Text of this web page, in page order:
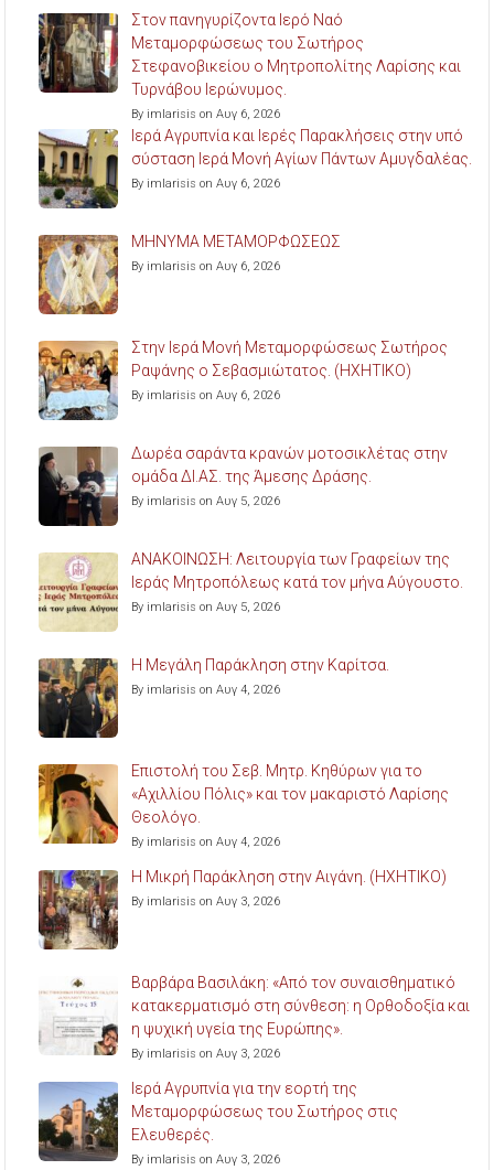
Στον πανηγυρίζοντα Ιερό Ναό
Μεταμορφώσεως του Σωτήρος
Στεφανοβικείου ο Μητροπολίτης Λαρίσης και
Τυρνάβου Ιερώνυμος.
By imlarisis on Αυγ 6, 2026
Ιερά Αγρυπνία και Ιερές Παρακλήσεις στην υπό
σύσταση Ιερά Μονή Αγίων Πάντων Αμυγδαλέας.
By imlarisis on Αυγ 6, 2026
ΜΗΝΥΜΑ ΜΕΤΑΜΟΡΦΩΣΕΩΣ
By imlarisis on Αυγ 6, 2026
Στην Ιερά Μονή Μεταμορφώσεως Σωτήρος
Ραψάνης ο Σεβασμιώτατος. (ΗΧΗΤΙΚΟ)
By imlarisis on Αυγ 6, 2026
Δωρέα σαράντα κρανών μοτοσικλέτας στην
ομάδα ΔΙ.ΑΣ. της Άμεσης Δράσης.
By imlarisis on Αυγ 5, 2026
ΑΝΑΚΟΙΝΩΣΗ: Λειτουργία των Γραφείων της
Ιεράς Μητροπόλεως κατά τον μήνα Αύγουστο.
By imlarisis on Αυγ 5, 2026
Η Μεγάλη Παράκληση στην Καρίτσα.
By imlarisis on Αυγ 4, 2026
Επιστολή του Σεβ. Μητρ. Κηθύρων για το
«Αχιλλίου Πόλις» και τον μακαριστό Λαρίσης
Θεολόγο.
By imlarisis on Αυγ 4, 2026
Η Μικρή Παράκληση στην Αιγάνη. (ΗΧΗΤΙΚΟ)
By imlarisis on Αυγ 3, 2026
Βαρβάρα Βασιλάκη: «Από τον συναισθηματικό
κατακερματισμό στη σύνθεση: η Ορθοδοξία και
η ψυχική υγεία της Ευρώπης».
By imlarisis on Αυγ 3, 2026
Ιερά Αγρυπνία για την εορτή της
Μεταμορφώσεως του Σωτήρος στις
Ελευθερές.
By imlarisis on Αυγ 3, 2026